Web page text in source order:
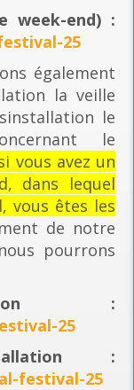
week-end) :
25
également
la veille
le
le
vous avez un
dans lequel
vous êtes les
de notre
pourrons
:
25
:
festival-25